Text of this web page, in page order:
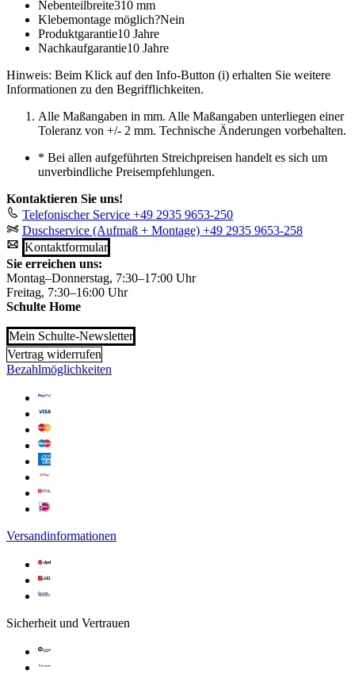
Nebenteilbreite310 mm
Klebemontage möglich?Nein
Produktgarantie10 Jahre
Nachkaufgarantie10 Jahre
Hinweis: Beim Klick auf den Info-Button (i) erhalten Sie weitere
Informationen zu den Begrifflichkeiten.
Alle Maßangaben in mm. Alle Maßangaben unterliegen einer
Toleranz von +/- 2 mm. Technische Änderungen vorbehalten.
* Bei allen aufgeführten Streichpreisen handelt es sich um
unverbindliche Preisempfehlungen.
Kontaktieren Sie uns!
Telefonischer Service +49 2935 9653-250
Duschservice (Aufmaß + Montage) +49 2935 9653-258
Kontaktformular
Sie erreichen uns:
Montag–Donnerstag, 7:30–17:00 Uhr
Freitag, 7:30–16:00 Uhr
Schulte Home
Mein Schulte-Newsletter
Vertrag widerrufen
Bezahlmöglichkeiten
Versandinformationen
Sicherheit und Vertrauen